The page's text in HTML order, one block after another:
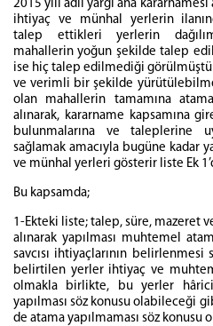
2015 yılı adlî yargı ana
ihtiyaç ve münhal yerlerin
talep ettikleri yerlerin
mahallerin yoğun şekilde talep
ise hiç talep edilmediği
ve verimli bir şekilde
olan mahallerin tamamına
alınarak, kararname kapsamına
bulunmalarına ve taleplerine
sağlamak amacıyla bugüne kadar
ve münhal yerleri gösterir liste Ek
Bu kapsamda;
1-Ekteki liste; talep, süre, mazeret
alınarak yapılması muhtemel
savcısı ihtiyaçlarının
belirtilen yerler ihtiyaç ve
olmakla birlikte, bu yerler
yapılması söz konusu olabileceği
de atama yapılmaması söz konusu